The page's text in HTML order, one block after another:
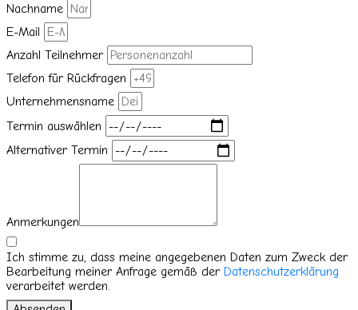
Nachname
E-Mail
Anzahl Teilnehmer
Telefon für Rückfragen
Unternehmensname
Termin auswählen
Alternativer Termin
Anmerkungen
Ich stimme zu, dass meine angegebenen Daten zum Zweck der
Bearbeitung meiner Anfrage gemäß der Datenschutzerklärung
verarbeitet werden.